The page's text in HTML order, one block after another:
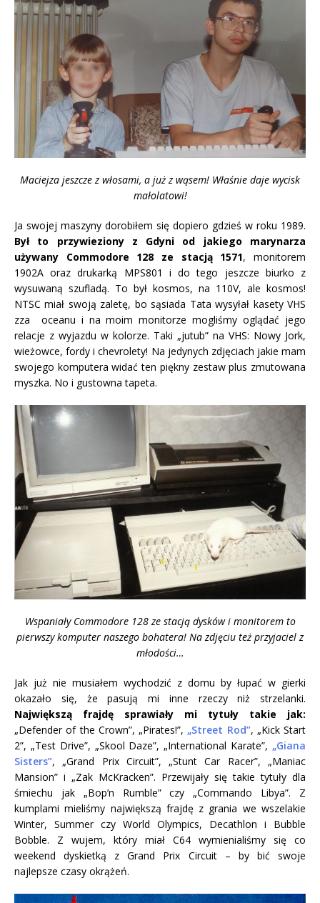
Maciejza jeszcze z włosami, a już z wąsem! Właśnie daje wycisk
małolatowi!
Ja swojej maszyny dorobiłem się dopiero gdzieś w roku 1989.
Był to przywieziony z Gdyni od jakiego marynarza
używany Commodore 128 ze stacją 1571, monitorem
1902A oraz drukarką MPS801 i do tego jeszcze biurko z
wysuwaną szufladą. To był kosmos, na 110V, ale kosmos!
NTSC miał swoją zaletę, bo sąsiada Tata wysyłał kasety VHS
zza oceanu i na moim monitorze mogliśmy oglądać jego
relacje z wyjazdu w kolorze. Taki „jutub” na VHS: Nowy Jork,
wieżowce, fordy i chevrolety! Na jedynych zdjęciach jakie mam
swojego komputera widać ten piękny zestaw plus zmutowana
myszka. No i gustowna tapeta.
Wspaniały Commodore 128 ze stacją dysków i monitorem to
pierwszy komputer naszego bohatera! Na zdjęciu też przyjaciel z
młodości…
Jak już nie musiałem wychodzić z domu by łupać w gierki
okazało się, że pasują mi inne rzeczy niż strzelanki.
Największą frajdę sprawiały mi tytuły takie jak:
„Defender of the Crown”, „Pirates!”, „Street Rod”, „Kick Start
2”, „Test Drive”, „Skool Daze”, „International Karate”, „Giana
Sisters”, „Grand Prix Circuit”, „Stunt Car Racer”, „Maniac
Mansion” i „Zak McKracken”. Przewijały się takie tytuły dla
śmiechu jak „Bop’n Rumble” czy „Commando Libya”. Z
kumplami mieliśmy największą frajdę z grania we wszelakie
Winter, Summer czy World Olympics, Decathlon i Bubble
Bobble. Z wujem, który miał C64 wymienialiśmy się co
weekend dyskietką z Grand Prix Circuit – by bić swoje
najlepsze czasy okrążeń.